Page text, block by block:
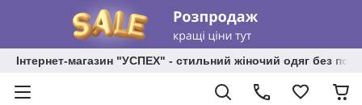
Інтернет-магазин "УСПЕХ" - стильний жіночий одяг без